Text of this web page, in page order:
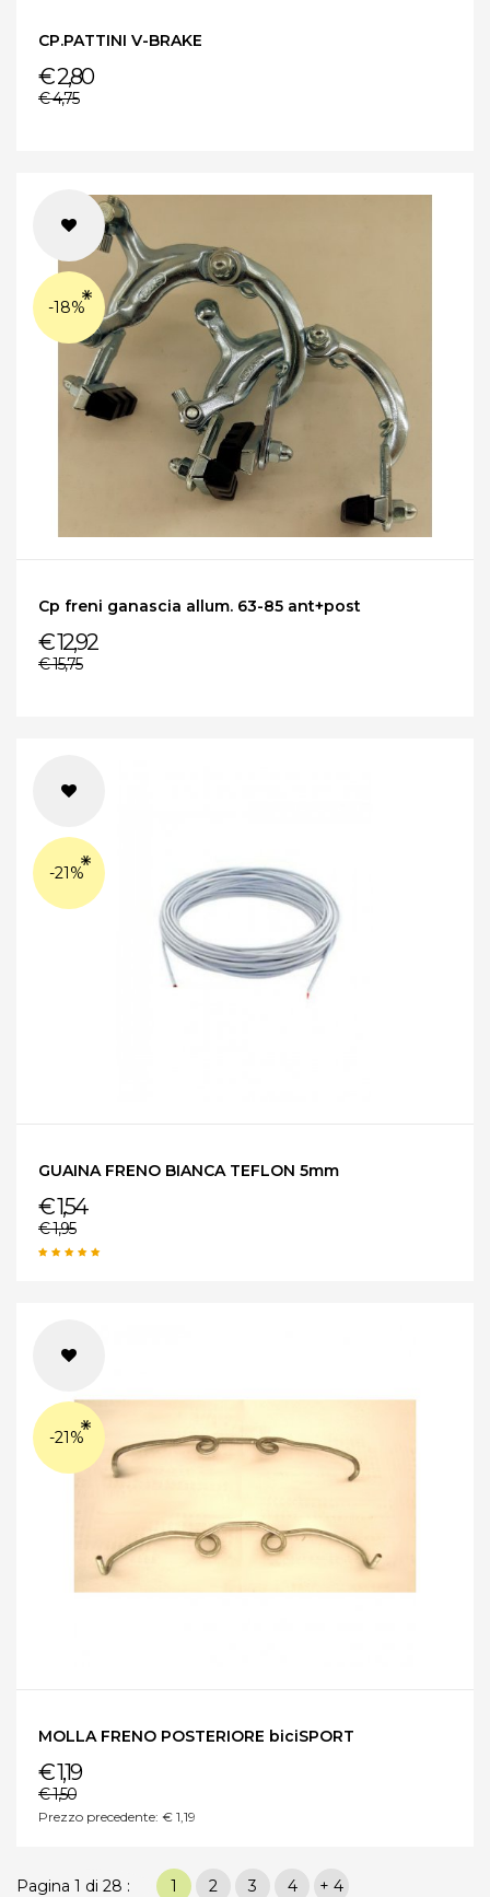
CP.PATTINI V-BRAKE
€ 2,80
€ 4,75
-18%
Cp freni ganascia allum. 63-85 ant+post
€ 12,92
€ 15,75
-21%
GUAINA FRENO BIANCA TEFLON 5mm
€ 1,54
€ 1,95
-21%
MOLLA FRENO POSTERIORE biciSPORT
€ 1,19
€ 1,50
Prezzo precedente: € 1,19
Pagina 1 di 28 : 1 2 3 4 + 4